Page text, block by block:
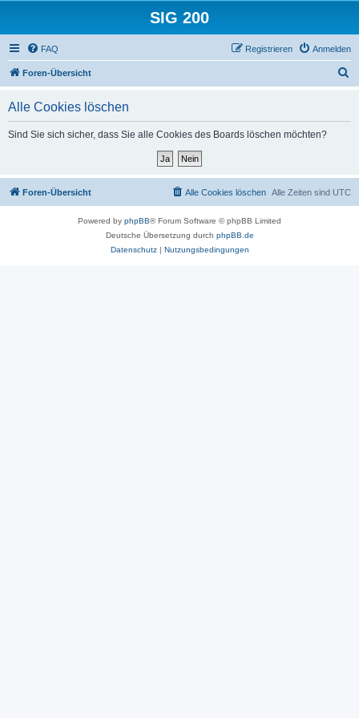
SIG 200
FAQ Anmelden
Registrieren
Foren-Übersicht
Alle Cookies löschen
Sind Sie sich sicher, dass Sie alle Cookies des Boards löschen möchten?
Foren-Übersicht Alle Zeiten sind UTC
Alle Cookies löschen
Powered by phpBB® Forum Software © phpBB Limited
Deutsche Übersetzung durch phpBB.de
Datenschutz| Nutzungsbedingungen